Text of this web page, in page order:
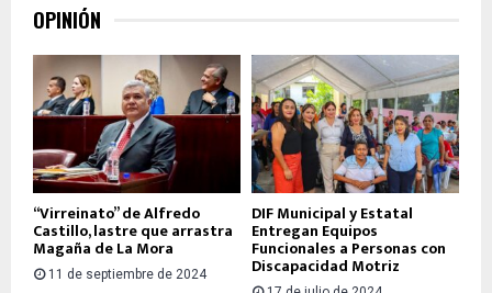
OPINIÓN
“Virreinato” de Alfredo
Castillo, lastre que arrastra
Magaña de La Mora
11 de septiembre de 2024
DIF Municipal y Estatal
Entregan Equipos
Funcionales a Personas con
Discapacidad Motriz